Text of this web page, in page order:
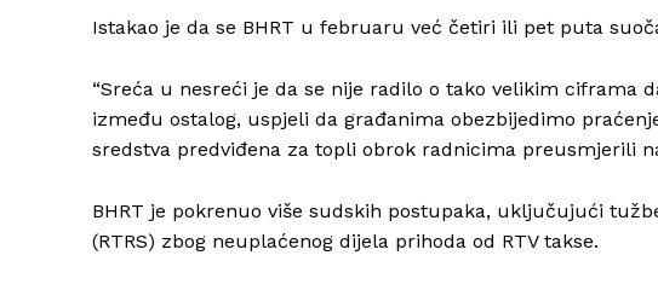
Istakao je da se BHRT u februaru već četiri ili pet puta
“Sreća u nesreći je da se nije radilo o tako velikim ciframa
između ostalog, uspjeli da građanima obezbijedimo
sredstva predviđena za topli obrok radnicima preusmjerili
BHRT je pokrenuo više sudskih postupaka, uključujući
(RTRS) zbog neuplaćenog dijela prihoda od RTV takse.